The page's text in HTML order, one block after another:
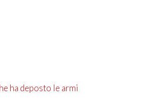
ha deposto le armi